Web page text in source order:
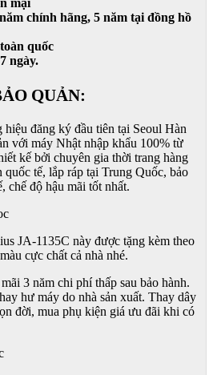
mại
chính hãng, 5 năm tại đồng hồ
quốc
ngày.
QUẢN:
hiệu đăng ký đầu tiên tại Seoul Hàn
với máy Nhật nhập khẩu 100% từ
kế bởi chuyên gia thời trang hàng
quốc tế, lắp ráp tại Trung Quốc, bảo
chế độ hậu mãi tốt nhất.
JA-1135C này được tặng kèm theo
cực chất cả nhà nhé.
3 năm chi phí thấp sau bảo hành.
hư máy do nhà sản xuất. Thay dây
đời, mua phụ kiện giá ưu đãi khi có